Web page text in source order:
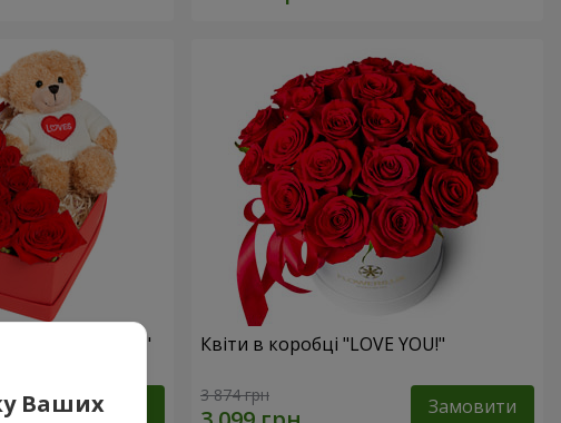
презент"
Замовити
Квіти в коробці "LOVE YOU!"
3 874 грн Замовити
Ваших